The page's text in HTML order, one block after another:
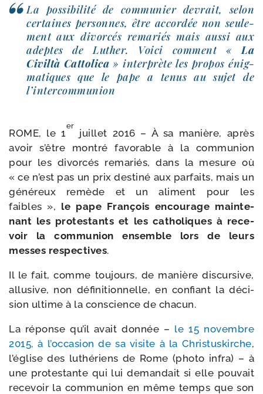
La pos­si­bi­li­té de com­mu­nier devrait, selon
cer­taines per­sonnes, être accor­dée non seule­
ment aux divor­cés rema­riés mais aus­si aux
adeptes de Luther. Voici com­ment «La
Civiltà Cattolica » inter­prète les pro­pos énig­
ma­tiques que le pape a tenus au sujet de
l’intercommunion
ROME, le 1
er
juillet 2016 – À sa manière, après
avoir s’être mon­tré favo­rable à la com­mu­nion
pour les divor­cés rema­riés, dans la mesure où
« ce n’est pas un prix des­ti­né aux par­faits, mais un
géné­reux remède et un ali­ment pour les
faibles », le pape François encou­rage main­te­
nant les pro­tes­tants et les catho­liques à rece­
voir la com­mu­nion ensemble lors de leurs
messes res­pec­tives.
Il le fait, comme tou­jours, de manière dis­cur­sive,
allu­sive, non défi­ni­tion­nelle, en confiant la déci­
sion ultime à la conscience de chacun.
La réponse qu’il avait don­née – le 15 novembre
2015, à l’occasion de sa visite à la Christuskirche,
l’église des luthé­riens de Rome (pho­to infra) – à
une pro­tes­tante qui lui deman­dait si elle pou­vait
rece­voir la com­mu­nion en même temps que son